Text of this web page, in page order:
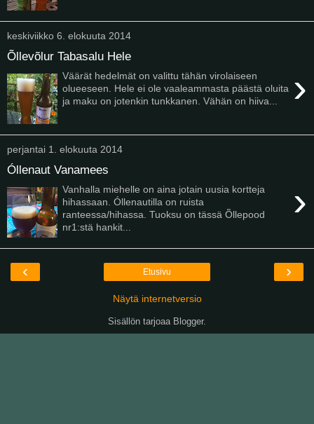
keskiviikko 6. elokuuta 2014
Õllevõlur Tabasalu Hele
›
Väärät hedelmät on valittu tähän virolaiseen
olueeseen. Hele ei ole vaaleammasta päästä oluita
ja maku on jotenkin tunkkanen. Vähän on hiiva...
perjantai 1. elokuuta 2014
Óllenaut Vanamees
›
Vanhalla miehelle on aina jotain uusia kortteja
hihassaan. Óllenautilla on ruista
ranteessa/hihassa. Tuoksu on tässä Õllepood
nr1:stä hankit...
‹ ›
Etusivu
Näytä internetversio
Sisällön tarjoaa Blogger.